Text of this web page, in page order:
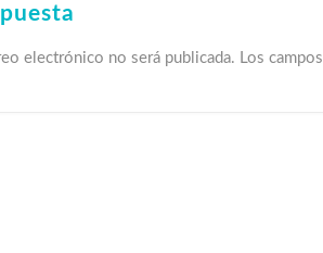
electrónico no será publicada. Los